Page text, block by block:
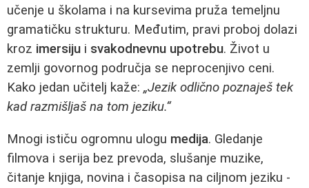
učenje u školama i na kursevima pruža temeljnu
gramatičku strukturu. Međutim, pravi proboj dolazi
kroz imersiju i svakodnevnu upotrebu. Život u
zemlji govornog područja se neprocenjivo ceni.
Kako jedan učitelj kaže: „Jezik odlično poznaješ tek
kad razmišljaš na tom jeziku.“
Mnogi ističu ogromnu ulogu medija. Gledanje
filmova i serija bez prevoda, slušanje muzike,
čitanje knjiga, novina i časopisa na ciljnom jeziku -